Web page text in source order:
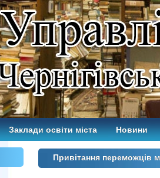
Заклади освіти міста Новини
Привітання переможців